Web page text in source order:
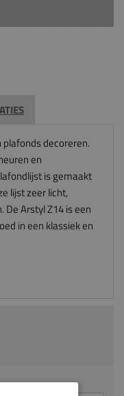
decoreren.
en
is gemaakt
lijst zeer licht,
Arstyl Z14 is een
in een klassiek en